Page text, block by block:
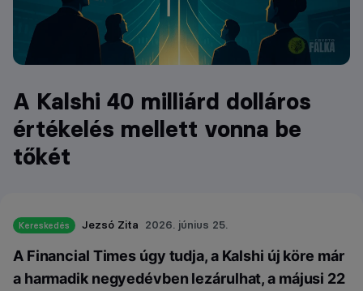
A Kalshi 40 milliárd dolláros
értékelés mellett vonna be
tőkét
Kereskedés Jezsó Zita 2026. június 25.
A Financial Times úgy tudja, a Kalshi új köre már
a harmadik negyedévben lezárulhat, a májusi 22